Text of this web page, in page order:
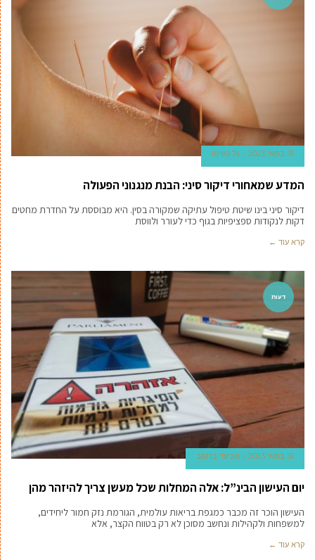
31 במאי 2023 גל טוויטו
המדע שמאחורי דיקור סיני: הבנת מנגנוני הפעולה
דיקור סיני בינו שיטת טיפול עתיקה שמקורה בסין. היא מבוססת על החדרת מחטים
דקות לנקודות ספציפיות בגוף כדי לעורר ולווסת
קרא עוד ←
דעות
31 במאי 2023 אביעד ברטוב
יום העישון הבינ”ל: אלה המחלות שכל מעשן צריך להיזהר מהן
העישון הוכר זה מכבר כמגפת בריאות עולמית, הגורמת נזק חמור ליחידים,
למשפחות ולקהילות ונחשב מסוכן לא רק בטווח הקצר, אלא
קרא עוד ←